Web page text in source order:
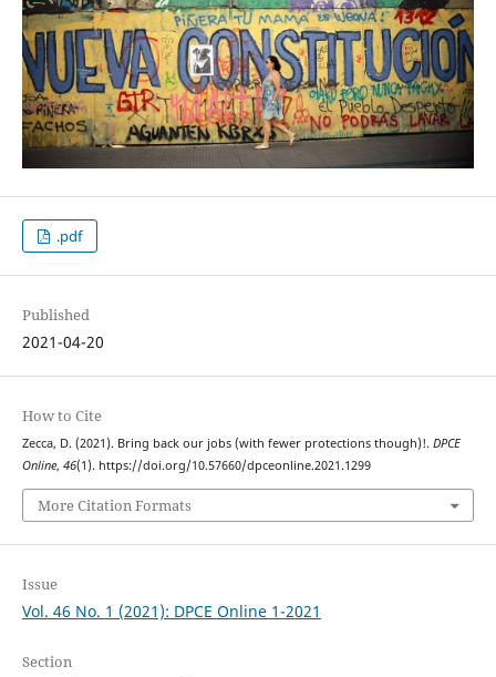
.pdf
Published
2021-04-20
How to Cite
Zecca, D. (2021). Bring back our jobs (with fewer protections though)!. DPCE
Online, 46(1). https://doi.org/10.57660/dpceonline.2021.1299
More Citation Formats
Issue
Vol. 46 No. 1 (2021): DPCE Online 1-2021
Section